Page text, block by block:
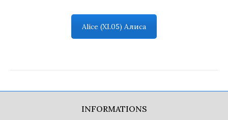
Alice (XI.05) Алиса
INFORMATIONS